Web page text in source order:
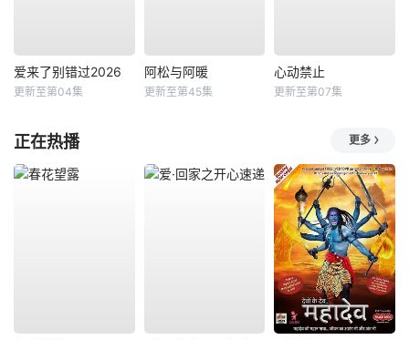
爱来了别错过2026
更新至第04集
阿松与阿暖
更新至第45集
心动禁止
更新至第07集
正在热播 更多